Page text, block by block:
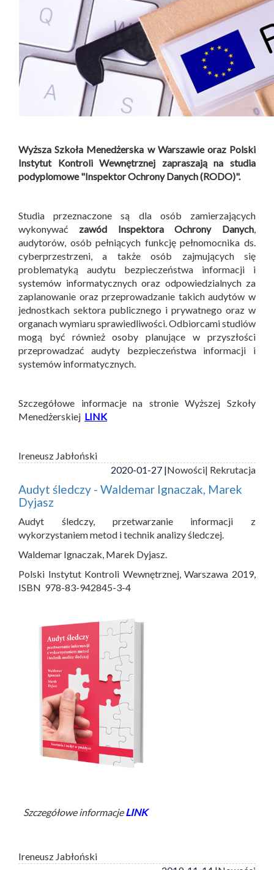
Wyższa Szkoła Menedżerska w Warszawie oraz Polski
Instytut Kontroli Wewnętrznej zapraszają na studia
podyplomowe "Inspektor Ochrony Danych (RODO)".
Studia przeznaczone są dla osób zamierzających
wykonywać zawód Inspektora Ochrony Danych
audytorów, osób pełniących funkcję pełnomocnika ds.
cyberprzestrzeni, a także osób zajmujących się
problematyką audytu bezpieczeństwa informacji i
systemów informatycznych oraz odpowiedzialnych za
zaplanowanie oraz przeprowadzanie takich audytów w
jednostkach sektora publicznego i prywatnego oraz w
organach wymiaru sprawiedliwości. Odbiorcami studiów
mogą być również osoby planujące w przyszłości
przeprowadzać audyty bezpieczeństwa informacji i
systemów informatycznych.
Szczegółowe informacje na stronie Wyższej Szkoły
Menedżerskiej LINK
Ireneusz Jabłoński
2020-01-27 |Nowości| Rekrutacja
Audyt śledczy - Waldemar Ignaczak, Marek
Dyjasz
Audyt śledczy, przetwarzanie informacji z
wykorzystaniem metod i technik analizy śledczej.
Waldemar Ignaczak, Marek Dyjasz.
Polski Instytut Kontroli Wewnętrznej, Warszawa 2019,
ISBN 978-83-942845-3-4
Szczegółowe informacjeLINK
Ireneusz Jabłoński